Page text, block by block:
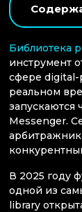
Библиотека
инструмент
сфере
реальном
запускаются
Messenger.
В 2025 году
одной из
library